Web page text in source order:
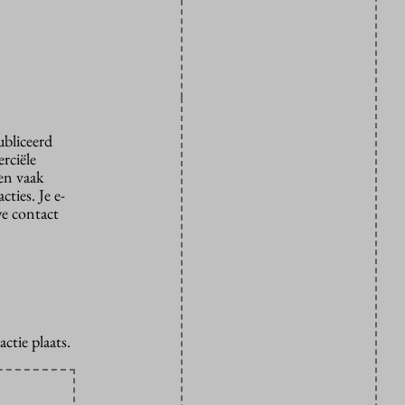
vaak
Je e-
contact
plaats.